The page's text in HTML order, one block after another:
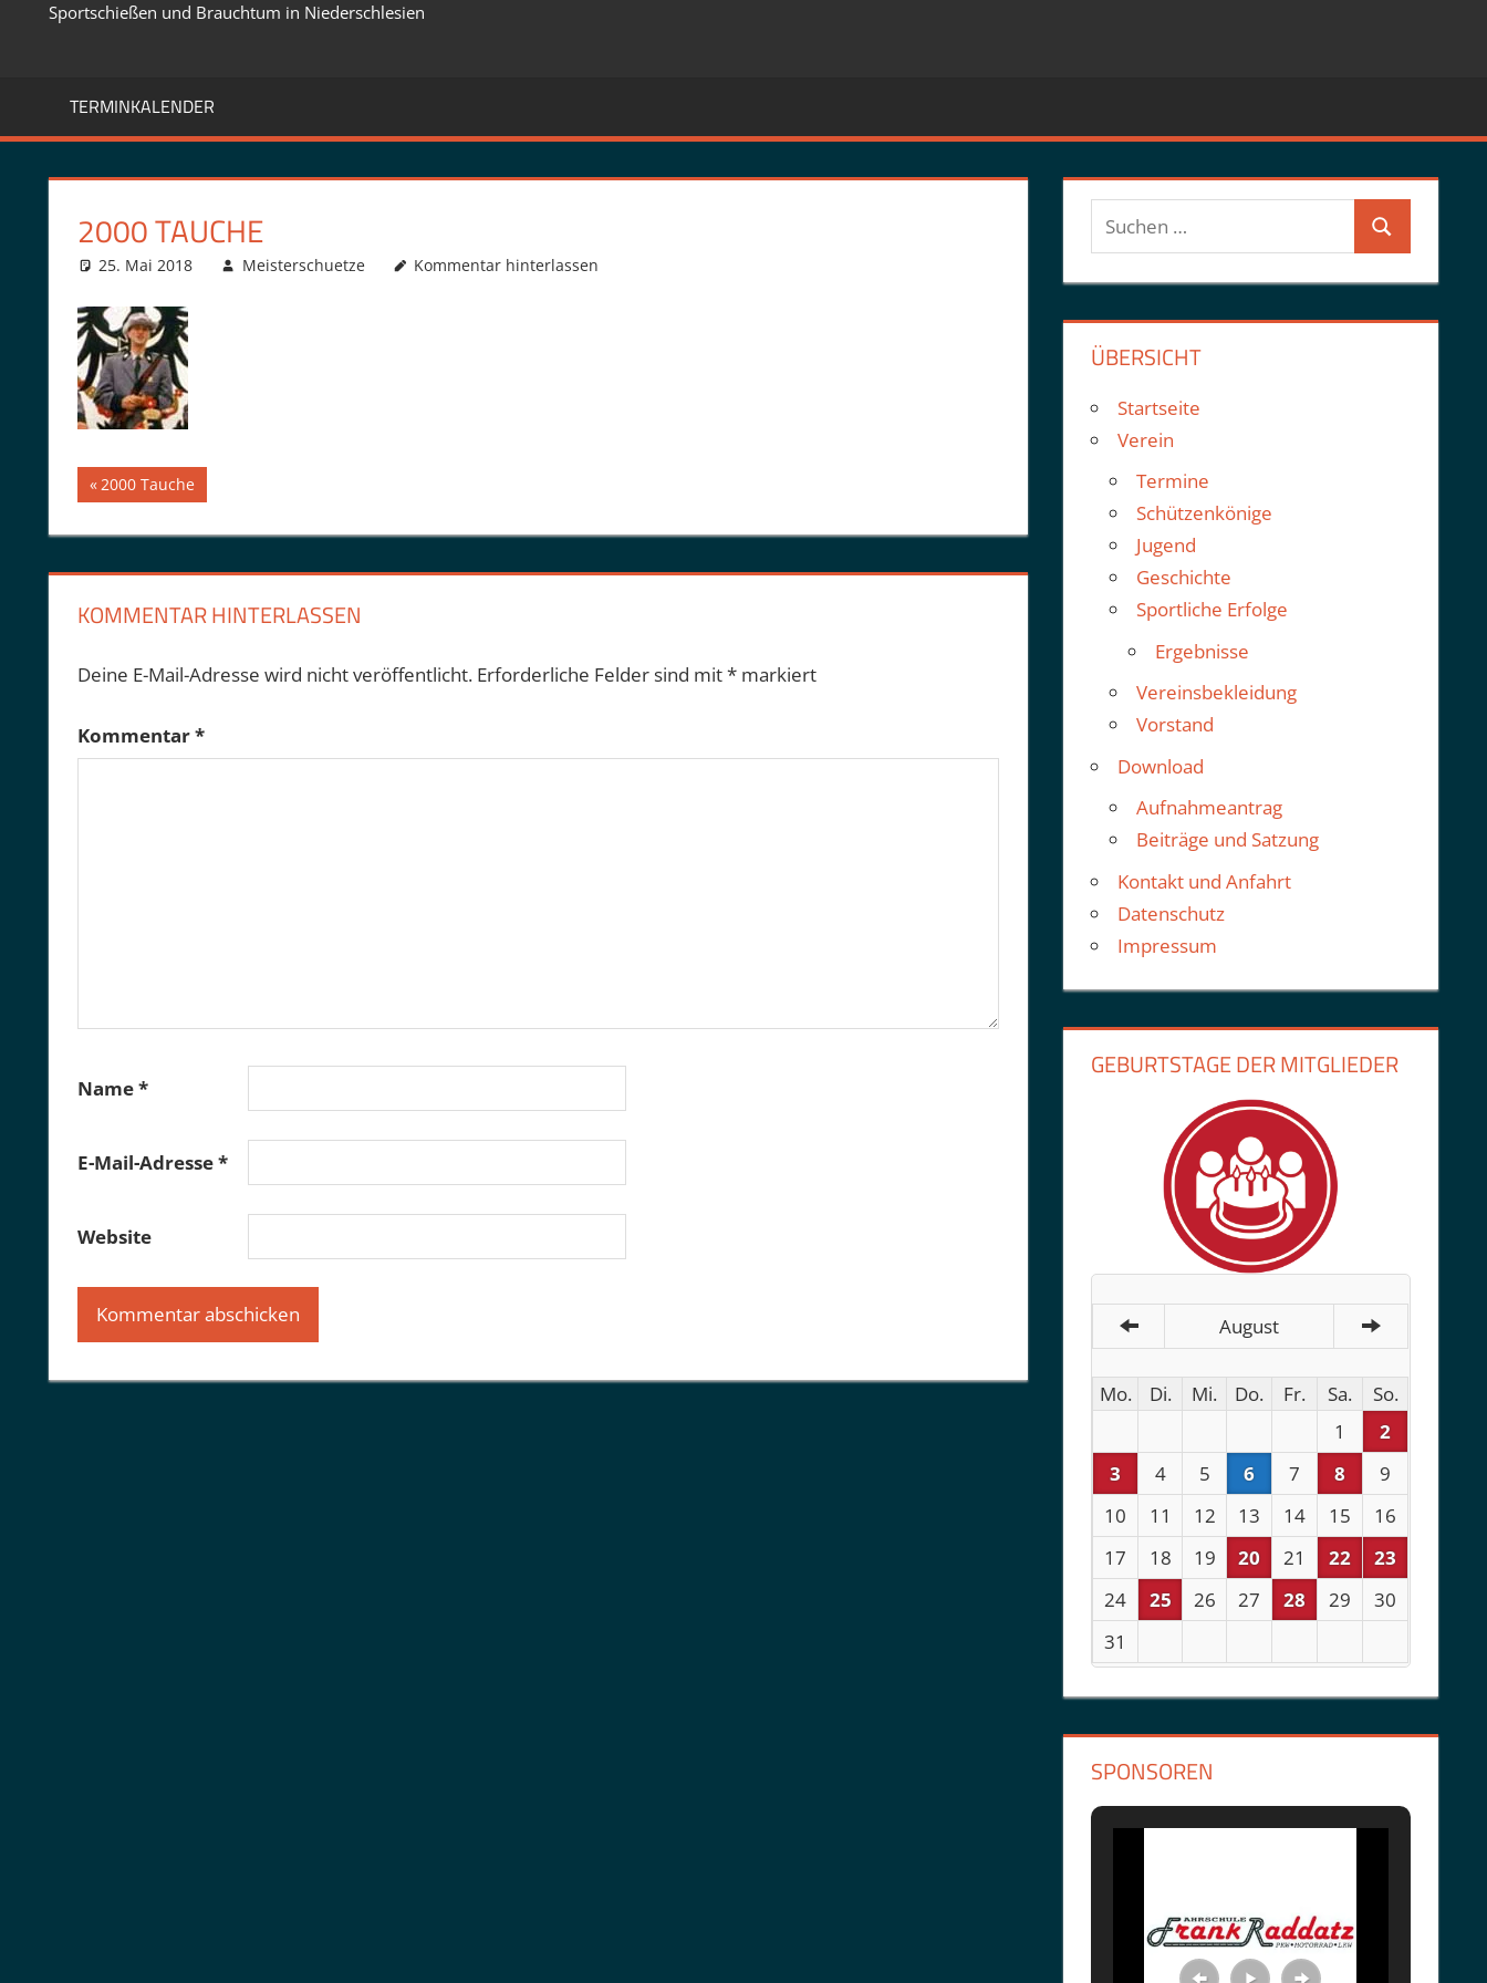
Sportschießen und Brauchtum in Niederschlesien
TERMINKALENDER
2000 TAUCHE
25. Mai 2018 Meisterschuetze Kommentar hinterlassen
Beitragsnavigation
Vorheriger
Beitrag:
2000 Tauche
KOMMENTAR HINTERLASSEN
Deine E-Mail-Adresse wird nicht veröffentlicht. Erforderliche Felder sind mit*markiert
Kommentar*
Name*
E-Mail-Adresse*
Website
Suchen
nach:
Suchen
ÜBERSICHT
Startseite
Verein
Termine
Schützenkönige
Jugend
Geschichte
Sportliche Erfolge
Ergebnisse
Vereinsbekleidung
Vorstand
Download
Aufnahmeantrag
Beiträge und Satzung
Kontakt und Anfahrt
Datenschutz
Impressum
GEBURTSTAGE DER MITGLIEDER
August
Mo. Di. Mi. Do. Fr. Sa.
So.
1
2
3
4 5 6 7 8
9
10
11 12 13 14 15
16
17
18 19 20 21 22
23
24
25 26 27 28 29
30
31
SPONSOREN